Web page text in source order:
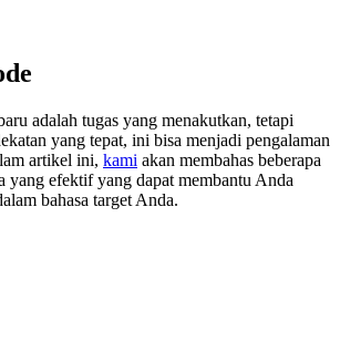
adalah tugas yang menakutkan, tetapi
yang tepat, ini bisa menjadi pengalaman
artikel ini, kami akan membahas beberapa
yang efektif yang dapat membantu Anda
bahasa target Anda.